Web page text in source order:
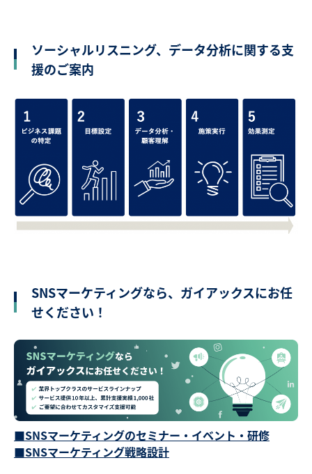
ソーシャルリスニング、データ分析に関する支
援のご案内
SNSマーケティングなら、ガイアックスにお任
せください！
■SNSマーケティングのセミナー・イベント・研修
■SNSマーケティング戦略設計